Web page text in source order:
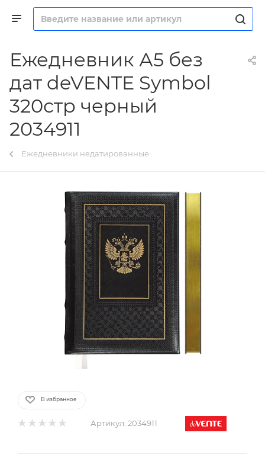
Ежедневник А5 без
дат deVENTE Symbol
320стр черный
2034911
Ежедневники недатированные
В избранное
Артикул: 2034911